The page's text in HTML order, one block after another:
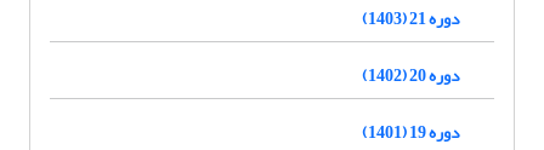
دوره 21 (1403)
دوره 20 (1402)
دوره 19 (1401)